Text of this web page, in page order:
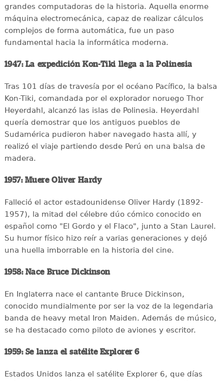
grandes computadoras de la historia. Aquella enorme
máquina electromecánica, capaz de realizar cálculos
complejos de forma automática, fue un paso
fundamental hacia la informática moderna.
1947: La expedición Kon-Tiki llega a la Polinesia
Tras 101 días de travesía por el océano Pacífico, la balsa
Kon-Tiki, comandada por el explorador noruego Thor
Heyerdahl, alcanzó las islas de Polinesia. Heyerdahl
quería demostrar que los antiguos pueblos de
Sudamérica pudieron haber navegado hasta allí, y
realizó el viaje partiendo desde Perú en una balsa de
madera.
1957: Muere Oliver Hardy
Falleció el actor estadounidense Oliver Hardy (1892-
1957), la mitad del célebre dúo cómico conocido en
español como "El Gordo y el Flaco", junto a Stan Laurel.
Su humor físico hizo reír a varias generaciones y dejó
una huella imborrable en la historia del cine.
1958: Nace Bruce Dickinson
En Inglaterra nace el cantante Bruce Dickinson,
conocido mundialmente por ser la voz de la legendaria
banda de heavy metal Iron Maiden. Además de músico,
se ha destacado como piloto de aviones y escritor.
1959: Se lanza el satélite Explorer 6
Estados Unidos lanza el satélite Explorer 6, que días